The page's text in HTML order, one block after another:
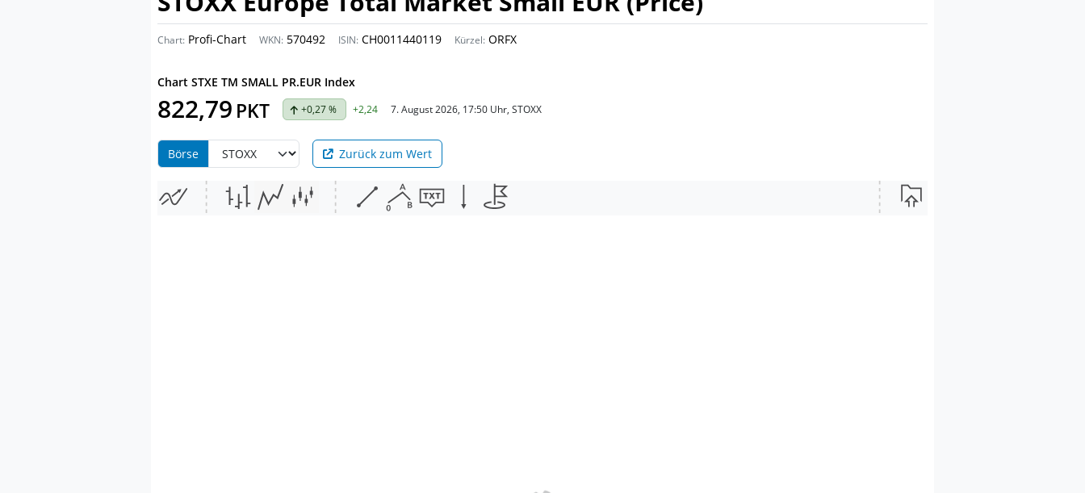
Chart: Profi-Chart WKN: 570492 ISIN: CH0011440119 Kürzel: ORFX
Chart STXE TM SMALL PR.EUR Index
822,79PKT +0,27 % +2,24 7. August 2026, 17:50 Uhr, STOXX
Börse Zurück zum Wert